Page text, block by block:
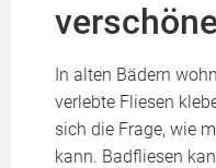
In alten Bädern
verlebte Fliesen
sich die Frage, wie
kann. Badfliesen